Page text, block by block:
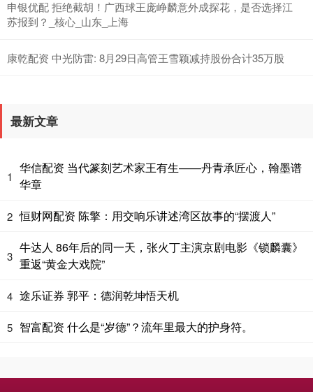
申银优配 拒绝截胡！广西球王庞峥麟意外成探花，是否选择江
苏报到？_核心_山东_上海
康乾配资 中光防雷: 8月29日高管王雪颖减持股份合计35万股
最新文章
1
华信配资 当代篆刻艺术家王有生——丹青承匠心，翰墨谱
华章
2 恒财网配资 陈擎：用交响乐讲述湾区故事的“摆渡人”
3
牛达人 86年后的同一天，张火丁主演京剧电影《锁麟囊》
重返“黄金大戏院”
4 途乐证券 郭平：德润乾坤悟天机
5 智富配资 什么是“岁德”？流年里最大的护身符。